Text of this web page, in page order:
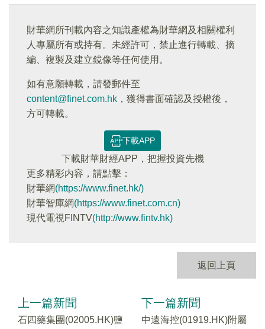
財華網所刊載內容之知識產權為財華網及相關權利
人專屬所有或持有。未經許可，禁止進行轉載、摘
編、複製及建立鏡像等任何使用。
如有意願轉載，請發郵件至
content@finet.com.hk ，獲得書面確認及授權後，
方可轉載。
下載APP
下載財華財經APP，把握投資先機
更多精彩内容，請點擊：
財華網(https://www.finet.hk/)
財華智庫網(https://www.finet.com.cn)
現代電視FINTV(http://www.fintv.hk)
返回上頁
上一篇新聞
石四藥集團(02005.HK)鹽
下一篇新聞
中遠海控(01919.HK)附屬